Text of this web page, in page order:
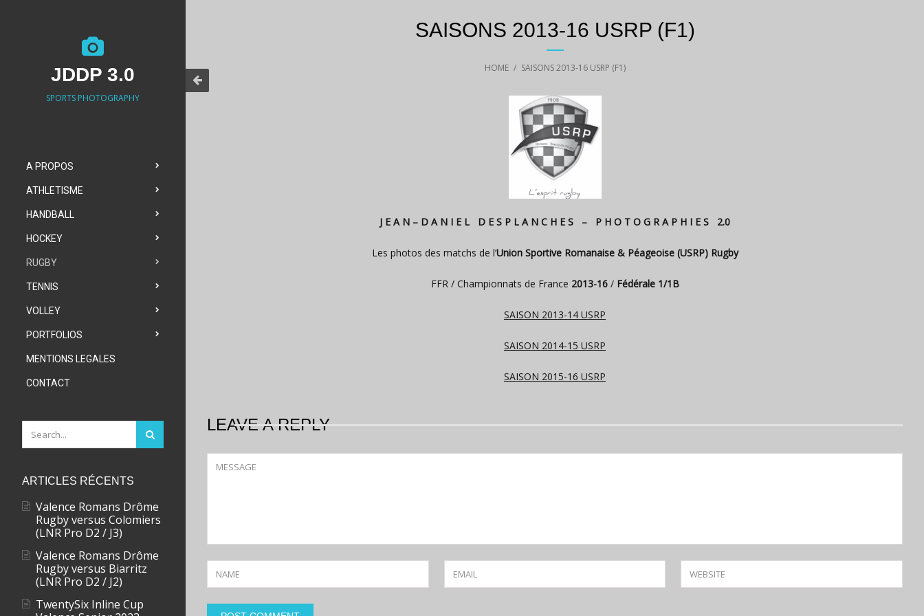
JDDP 3.0
SPORTS PHOTOGRAPHY
A PROPOS
ATHLETISME
HANDBALL
HOCKEY
RUGBY
TENNIS
VOLLEY
PORTFOLIOS
MENTIONS LEGALES
CONTACT
ARTICLES RÉCENTS
Valence Romans Drôme
Rugby versus Colomiers
(LNR Pro D2 / J3)
Valence Romans Drôme
Rugby versus Biarritz
(LNR Pro D2 / J2)
TwentySix Inline Cup
SAISONS 2013-16 USRP (F1)
HOME / SAISONS 2013-16 USRP (F1)
J E A N – D A N I E L D E S P L A N C H E S – P H O T O G R A P H I E S 2.0
Les photos des matchs de l’Union Sportive Romanaise & Péageoise (USRP) Rugby
FFR / Championnats de France 2013-16/ Fédérale 1/1B
SAISON 2013-14 USRP
SAISON 2014-15 USRP
SAISON 2015-16 USRP
LEAVE A REPLY